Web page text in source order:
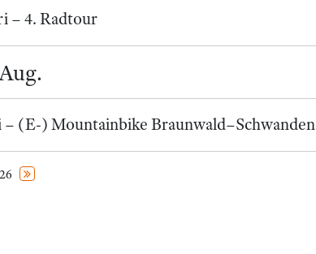
– 4. Radtour
(E-) Mountainbike Braunwald–Schwanden